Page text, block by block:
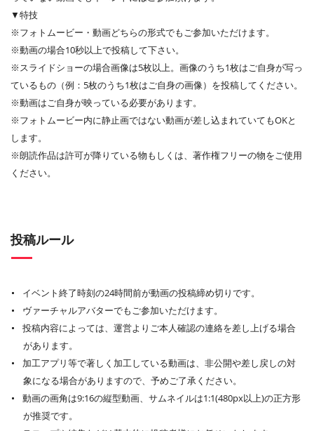
▼特技
※フォトムービー・動画どちらの形式でもご参加いただけます。
※動画の場合10秒以上で投稿して下さい。
※スライドショーの場合画像は5枚以上。画像のうち1枚はご自身が写っ
ているもの（例：5枚のうち1枚はご自身の画像）を投稿してください。
※動画はご自身が映っている必要があります。
※フォトムービー内に静止画ではない動画が差し込まれていてもOKと
します。
※朗読作品は許可が降りている物もしくは、著作権フリーの物をご使用
ください。
投稿ルール
イベント終了時刻の24時間前が動画の投稿締め切りです。
ヴァーチャルアバターでもご参加いただけます。
投稿内容によっては、運営よりご本人確認の連絡を差し上げる場合
があります。
加工アプリ等で著しく加工している動画は、非公開や差し戻しの対
象になる場合がありますので、予めご了承ください。
動画の画角は9:16の縦型動画、サムネイルは1:1(480px以上)の正方形
が推奨です。